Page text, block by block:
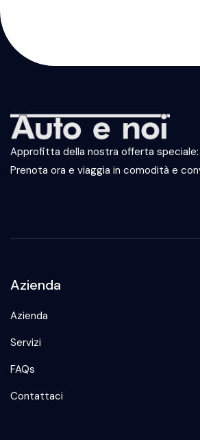
Approfitta della nostra offerta speciale:
Prenota ora e viaggia in comodità e
Azienda
Azienda
Servizi
FAQs
Contattaci